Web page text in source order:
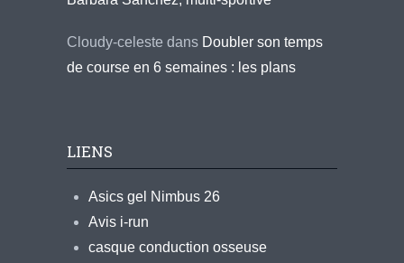
Cloudy-celeste dans Doubler son temps
de course en 6 semaines : les plans
LIENS
Asics gel Nimbus 26
Avis i-run
casque conduction osseuse